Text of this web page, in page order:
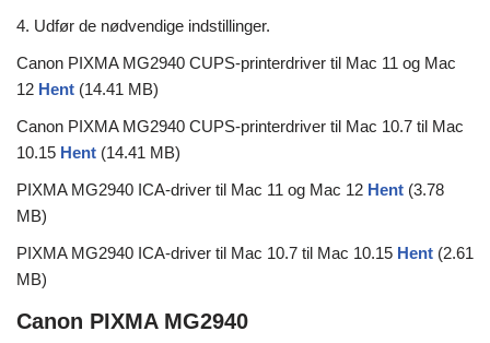
4. Udfør de nødvendige indstillinger.
Canon PIXMA MG2940 CUPS-printerdriver til Mac 11 og Mac
12 Hent (14.41 MB)
Canon PIXMA MG2940 CUPS-printerdriver til Mac 10.7 til Mac
10.15 Hent (14.41 MB)
PIXMA MG2940 ICA-driver til Mac 11 og Mac 12 Hent (3.78
MB)
PIXMA MG2940 ICA-driver til Mac 10.7 til Mac 10.15 Hent (2.61
MB)
Canon PIXMA MG2940